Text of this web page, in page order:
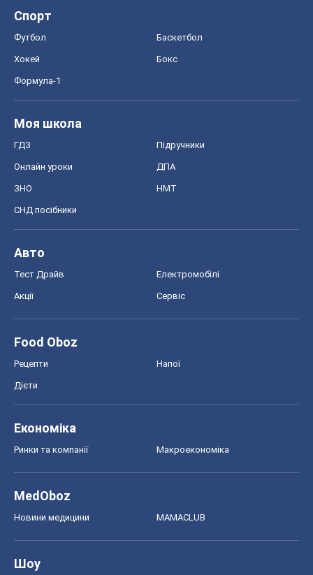
Спорт
Футбол Баскетбол
Хокей Бокс
Формула-1
Моя школа
ГДЗ Підручники
Онлайн уроки ДПА
ЗНО НМТ
СНД посібники
Авто
Тест Драйв Електромобілі
Акції Сервіс
Food Oboz
Рецепти Напої
Дієти
Економіка
Ринки та компанії Макроекономіка
MedOboz
Новини медицини MAMACLUB
Шоу